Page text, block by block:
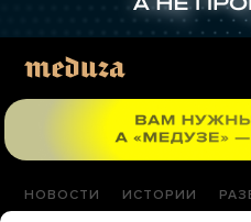
НОВОСТИ ИСТОРИИ